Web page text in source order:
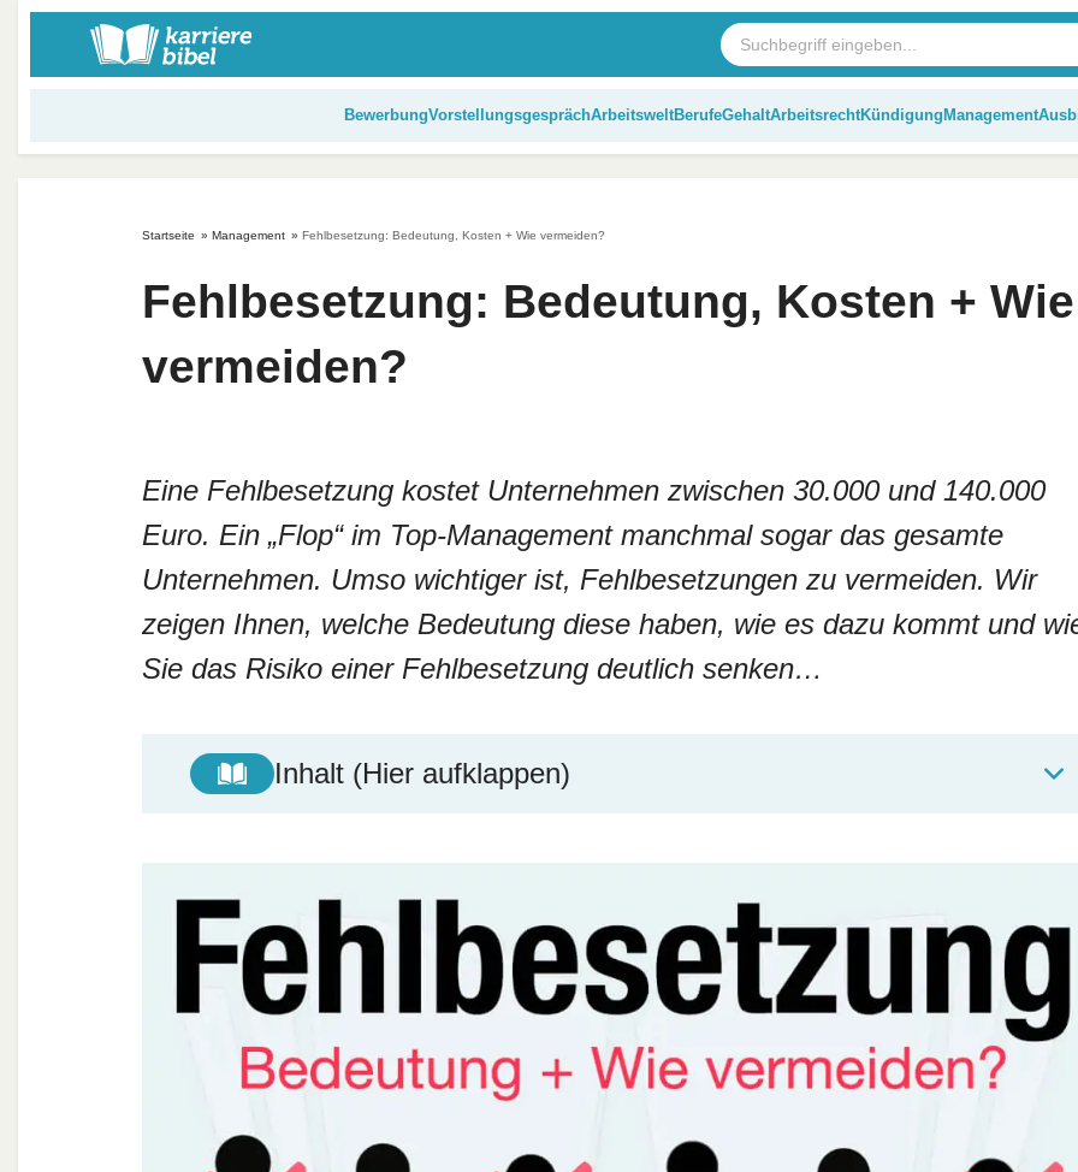
BewerbungVorstellungsgesprächArbeitsweltBerufeGehaltArbeitsrechtKündigung Management
Startseite » Management » Fehlbesetzung: Bedeutung, Kosten + Wie vermeiden?
Fehlbesetzung: Bedeutung, Kosten + Wie
vermeiden?
Eine Fehlbesetzung kostet Unternehmen zwischen 30.000 und 140.000
Euro. Ein „Flop“ im Top-Management manchmal sogar das gesamte
Unternehmen. Umso wichtiger ist, Fehlbesetzungen zu vermeiden. Wir
zeigen Ihnen, welche Bedeutung diese haben, wie es dazu kommt und
Sie das Risiko einer Fehlbesetzung deutlich senken…
Inhalt (Hier aufklappen)